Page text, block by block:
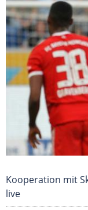
Kooperation mit
live